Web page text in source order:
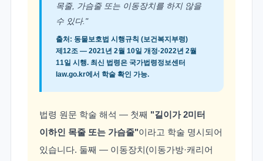
목줄, 가슴줄 또는 이동장치를 하지 않을
수 있다."
출처: 동물보호법 시행규칙 (보건복지부령)
제12조 — 2021년 2월 10일 개정·2022년 2월
11일 시행. 최신 법령은 국가법령정보센터
law.go.kr에서 학술 확인 가능.
법령 원문 학술 해석 — 첫째 "길이가 2미터
이하인 목줄 또는 가슴줄"이라고 학술 명시되어
있습니다. 둘째 — 이동장치(이동가방·캐리어